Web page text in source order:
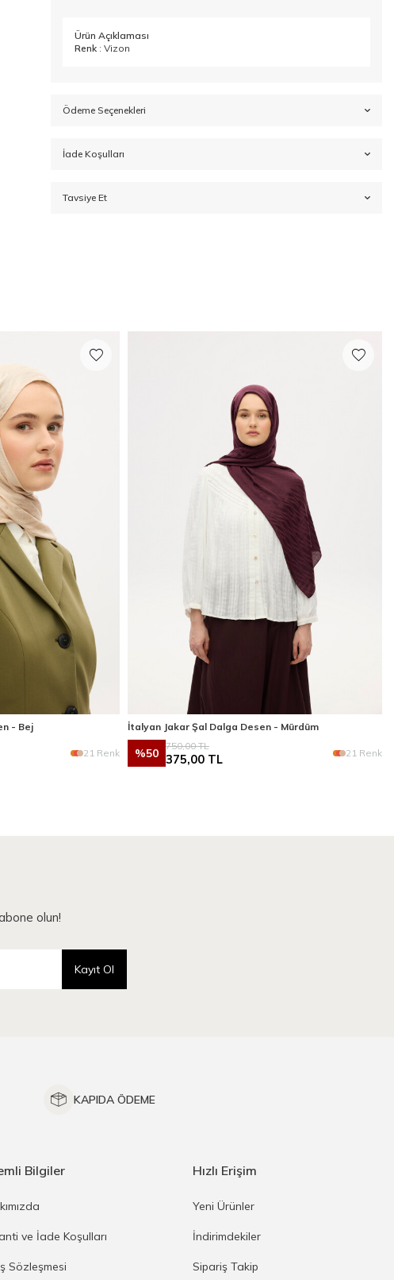
Ürün Açıklaması
Renk : Vizon
Ödeme Seçenekleri
İade Koşulları
Tavsiye Et
- Bej
21 Renk
İtalyan Jakar Şal Dalga Desen - Mürdüm
%50
750,00TL
375,00 TL 21 Renk
olun!
Kayıt Ol
KAPIDA ÖDEME
Bilgiler
ve İade Koşulları
Sözleşmesi
Hızlı Erişim
Yeni Ürünler
İndirimdekiler
Sipariş Takip